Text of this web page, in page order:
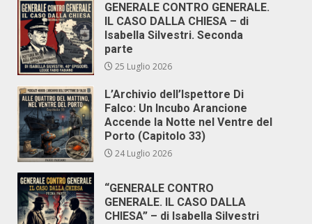
GENERALE CONTRO GENERALE.
IL CASO DALLA CHIESA – di
Isabella Silvestri. Seconda
parte
25 Luglio 2026
L’Archivio dell’Ispettore Di
Falco: Un Incubo Arancione
Accende la Notte nel Ventre del
Porto (Capitolo 33)
24 Luglio 2026
“GENERALE CONTRO
GENERALE. IL CASO DALLA
CHIESA” – di Isabella Silvestri